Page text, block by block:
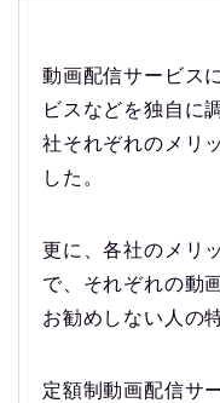
動画配信サービス
ビスなどを独自に
社それぞれのメリ
した。
更に、各社のメリ
で、それぞれの動
お勧めしない人の
定額制動画配信サ